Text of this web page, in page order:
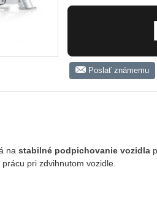
Poslať známemu
na stabilné podpichovanie vozidla
pri zdvihnutom vozidle.